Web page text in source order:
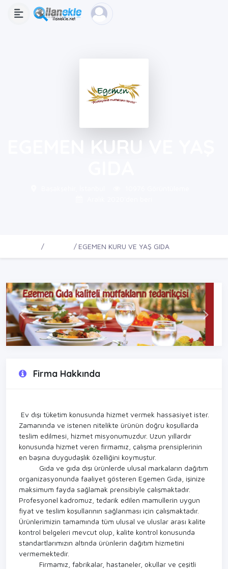
EGEMEN KURU VE YAŞ
EGEMEN KURU VE YAŞ GIDA
Firma Hakkında
Ev dışı tüketim konusunda hizmet vermek hassasiyet ister.
Zamanında ve istenen nitelikte ürünün doğru koşullarda
teslim edilmesi, hizmet misyonumuzdur. Uzun yıllardır
konusunda hizmet veren firmamız, çalışma prensiplerinin
en başına duygudaşlık özelliğini koymuştur.
Gıda ve gıda dışı ürünlerde ulusal markaların dağıtım
organizasyonunda faaliyet gösteren Egemen Gıda, işinize
maksimum fayda sağlamak prensibiyle çalışmaktadır.
Profesyonel kadromuz, tedarik edilen mamullerin uygun
fiyat ve teslim koşullarının sağlanması için çalışmaktadır.
Ürünlerimizin tamamında tüm ulusal ve uluslar arası kalite
kontrol belgeleri mevcut olup, kalite kontrol konusunda
standartlarımızın altında ürünlerin dağıtım hizmetini
vermemektedir.
Firmamız, fabrikalar, hastaneler, okullar ve çeşitli